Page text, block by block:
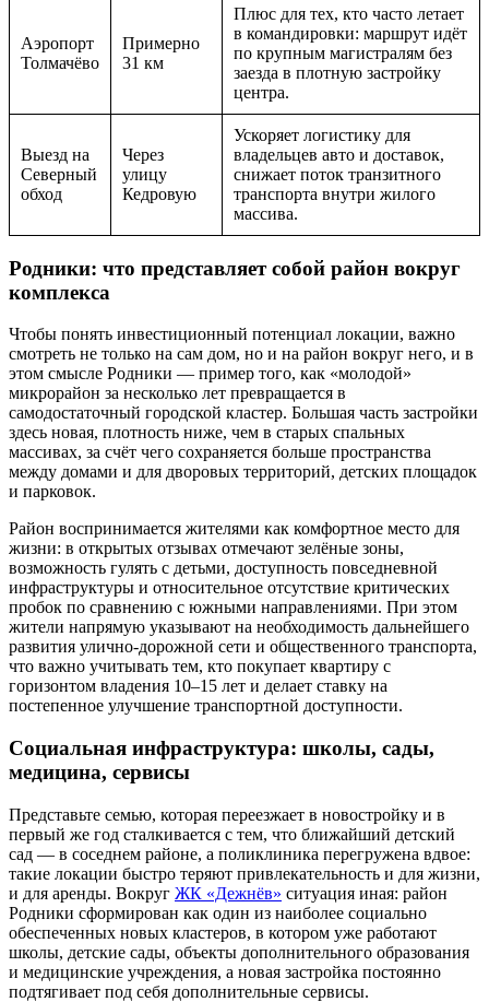
Аэропорт
Толмачёво
Примерно
31 км
Плюс для тех, кто часто летает
в командировки: маршрут идёт
по крупным магистралям без
заезда в плотную застройку
центра.
Выезд на
Северный
обход
Через
улицу
Кедровую
Ускоряет логистику для
владельцев авто и доставок,
снижает поток транзитного
транспорта внутри жилого
массива.
Родники: что представляет собой район вокруг
комплекса
Чтобы понять инвестиционный потенциал локации, важно
смотреть не только на сам дом, но и на район вокруг него, и в
этом смысле Родники — пример того, как «молодой»
микрорайон за несколько лет превращается в
самодостаточный городской кластер. Большая часть застройки
здесь новая, плотность ниже, чем в старых спальных
массивах, за счёт чего сохраняется больше пространства
между домами и для дворовых территорий, детских площадок
и парковок.
Район воспринимается жителями как комфортное место для
жизни: в открытых отзывах отмечают зелёные зоны,
возможность гулять с детьми, доступность повседневной
инфраструктуры и относительное отсутствие критических
пробок по сравнению с южными направлениями. При этом
жители напрямую указывают на необходимость дальнейшего
развития улично-дорожной сети и общественного транспорта,
что важно учитывать тем, кто покупает квартиру с
горизонтом владения 10–15 лет и делает ставку на
постепенное улучшение транспортной доступности.
Социальная инфраструктура: школы, сады,
медицина, сервисы
Представьте семью, которая переезжает в новостройку и в
первый же год сталкивается с тем, что ближайший детский
сад — в соседнем районе, а поликлиника перегружена вдвое:
такие локации быстро теряют привлекательность и для жизни,
и для аренды. Вокруг ЖК «Дежнёв» ситуация иная: район
Родники сформирован как один из наиболее социально
обеспеченных новых кластеров, в котором уже работают
школы, детские сады, объекты дополнительного образования
и медицинские учреждения, а новая застройка постоянно
подтягивает под себя дополнительные сервисы.